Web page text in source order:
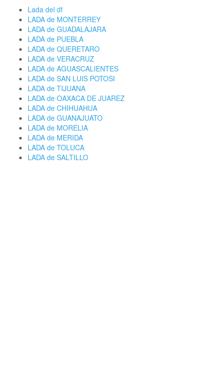
Lada del df
LADA de MONTERREY
LADA de GUADALAJARA
LADA de PUEBLA
LADA de QUERETARO
LADA de VERACRUZ
LADA de AGUASCALIENTES
LADA de SAN LUIS POTOSI
LADA de TIJUANA
LADA de OAXACA DE JUAREZ
LADA de CHIHUAHUA
LADA de GUANAJUATO
LADA de MORELIA
LADA de MERIDA
LADA de TOLUCA
LADA de SALTILLO